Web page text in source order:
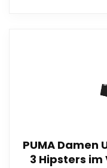
PUMA Damen
3 Hipsters